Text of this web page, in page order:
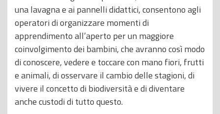
una lavagna e ai pannelli didattici, consentono agli
operatori di organizzare momenti di
apprendimento all’aperto per un maggiore
coinvolgimento dei bambini, che avranno così modo
di conoscere, vedere e toccare con mano fiori, frutti
e animali, di osservare il cambio delle stagioni, di
vivere il concetto di biodiversità e di diventare
anche custodi di tutto questo.